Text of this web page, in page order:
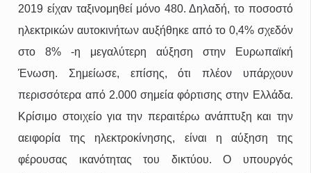
2019 είχαν ταξινομηθεί μόνο 480. Δηλαδή, το ποσοστό
ηλεκτρικών αυτοκινήτων αυξήθηκε από το 0,4% σχεδόν
στο 8% -η μεγαλύτερη αύξηση στην Ευρωπαϊκή
Ένωση. Σημείωσε, επίσης, ότι πλέον υπάρχουν
περισσότερα από 2.000 σημεία φόρτισης στην Ελλάδα.
Κρίσιμο στοιχείο για την περαιτέρω ανάπτυξη και την
αειφορία της ηλεκτροκίνησης, είναι η αύξηση της
φέρουσας ικανότητας του δικτύου. Ο υπουργός